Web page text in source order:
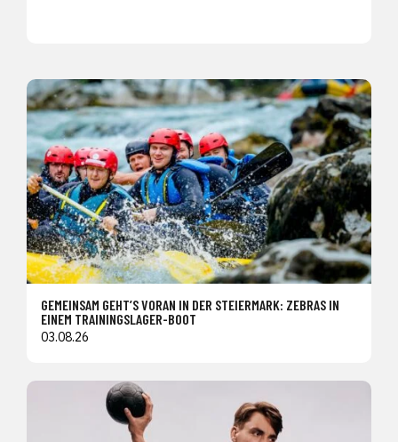
GEMEINSAM GEHT’S VORAN IN DER STEIERMARK: ZEBRAS IN
EINEM TRAININGSLAGER-BOOT
03.08.26